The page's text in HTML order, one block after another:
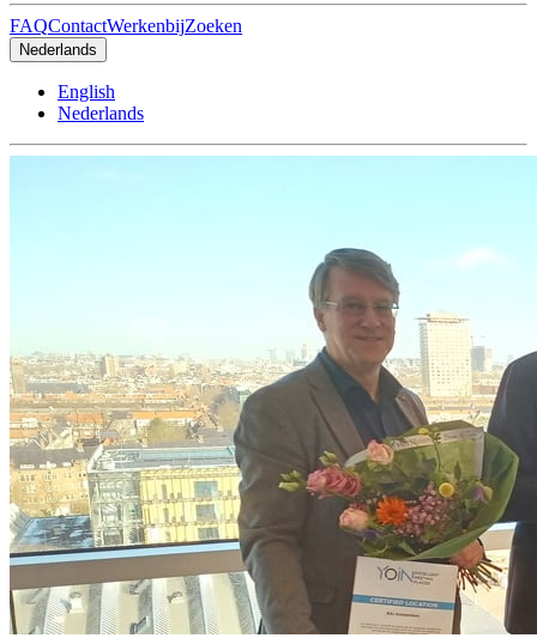
FAQContactWerkenbijZoeken
Nederlands
English
Nederlands